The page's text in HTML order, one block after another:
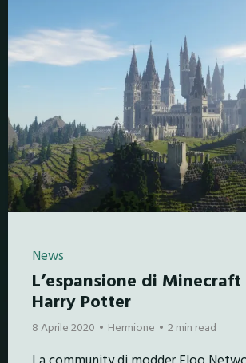
News
L’espansione di
Harry Potter
8 Aprile 2020 Hermione 2 min read